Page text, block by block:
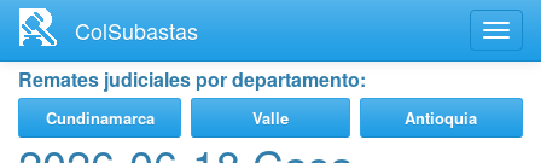
contenido
principal
ColSubastas
Remates judiciales por departamento:
Cundinamarca Valle Antioquia